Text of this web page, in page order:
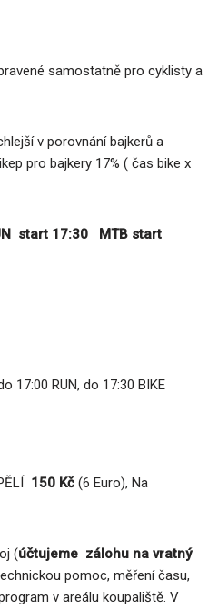
samostatně pro cyklisty a
v porovnání bajkerů a
pro bajkery 17% ( čas bike x
start 17:30 MTB start
17:00 RUN, do 17:30 BIKE
150 Kč (6 Euro), Na
(účtujeme zálohu na vratný
pomoc, měření času,
v areálu koupaliště. V